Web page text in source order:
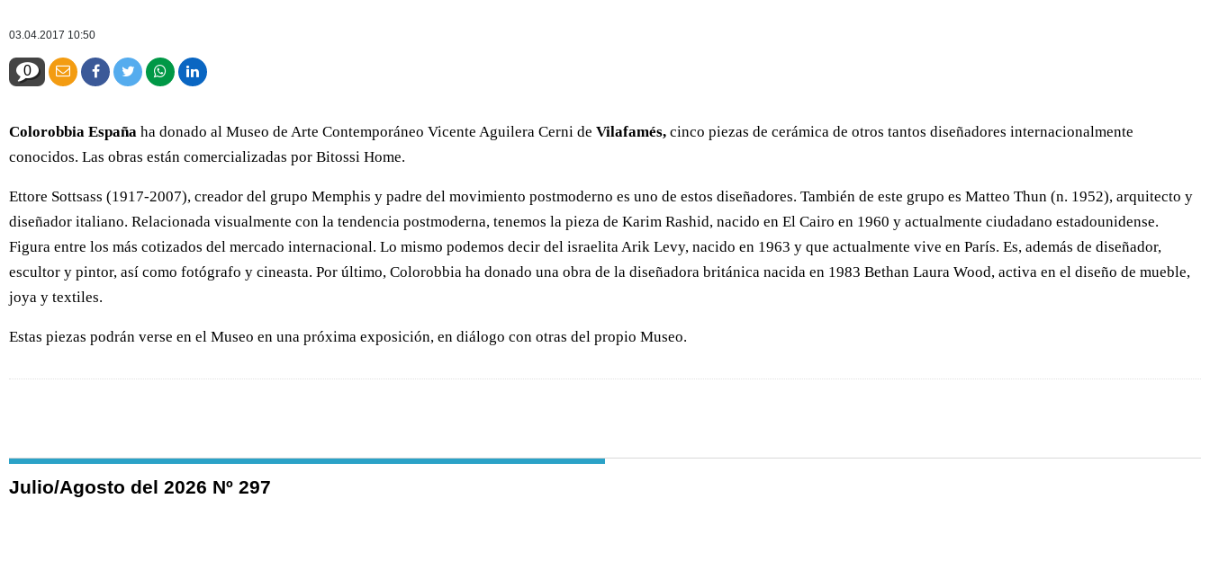
03.04.2017 10:50
0
Colorobbia España ha donado al Museo de Arte Contemporáneo Vicente Aguilera Cerni de Vilafamés, cinco piezas de cerámica de otros tantos diseñadores internacionalmente
conocidos. Las obras están comercializadas por Bitossi Home.
Ettore Sottsass (1917-2007), creador del grupo Memphis y padre del movimiento postmoderno es uno de estos diseñadores. También de este grupo es Matteo Thun (n. 1952), arquitecto y
diseñador italiano. Relacionada visualmente con la tendencia postmoderna, tenemos la pieza de Karim Rashid, nacido en El Cairo en 1960 y actualmente ciudadano estadounidense.
Figura entre los más cotizados del mercado internacional. Lo mismo podemos decir del israelita Arik Levy, nacido en 1963 y que actualmente vive en París. Es, además de diseñador,
escultor y pintor, así como fotógrafo y cineasta. Por último, Colorobbia ha donado una obra de la diseñadora británica nacida en 1983 Bethan Laura Wood, activa en el diseño de mueble,
joya y textiles.
Estas piezas podrán verse en el Museo en una próxima exposición, en diálogo con otras del propio Museo.
Julio/Agosto del 2026 Nº 297